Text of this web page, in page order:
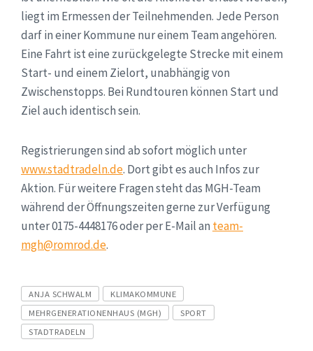
liegt im Ermessen der Teilnehmenden. Jede Person
darf in einer Kommune nur einem Team angehören.
Eine Fahrt ist eine zurückgelegte Strecke mit einem
Start- und einem Zielort, unabhängig von
Zwischenstopps. Bei Rundtouren können Start und
Ziel auch identisch sein.
Registrierungen sind ab sofort möglich unter
www.stadtradeln.de. Dort gibt es auch Infos zur
Aktion. Für weitere Fragen steht das MGH-Team
während der Öffnungszeiten gerne zur Verfügung
unter 0175-4448176 oder per E-Mail an team-
mgh@romrod.de.
Tags
ANJA SCHWALM
KLIMAKOMMUNE
MEHRGENERATIONENHAUS (MGH)
SPORT
STADTRADELN